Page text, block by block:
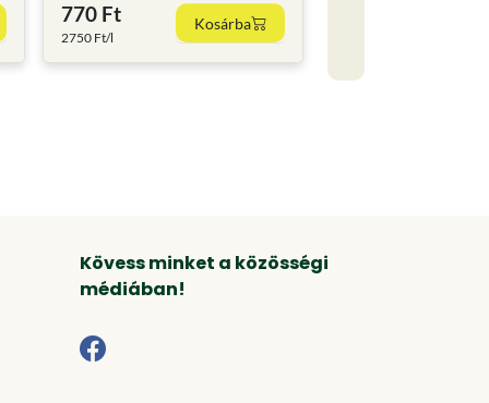
770 Ft
2750 Ft/l
Kosárba
Kövess minket a közösségi
médiában!